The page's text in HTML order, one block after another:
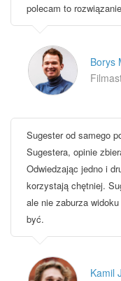
polecam to
Borys
Sugester od samego
Sugestera, opinie
Odwiedzając jedno i
korzystają chętniej.
ale nie zaburza
być.
Kamil